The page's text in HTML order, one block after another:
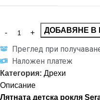
ДОБАВЯНЕ В
Преглед при
Наложен платеж
Категория: Дрехи
Описание
Лятната детска рокля